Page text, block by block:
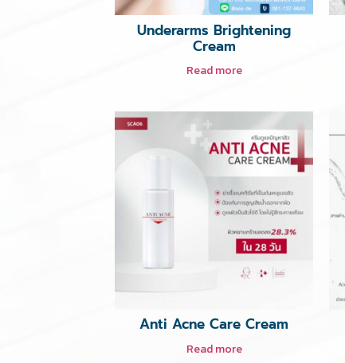
Underarms Brightening
Cream
Read more
Anti Acne Care Cream
Read more